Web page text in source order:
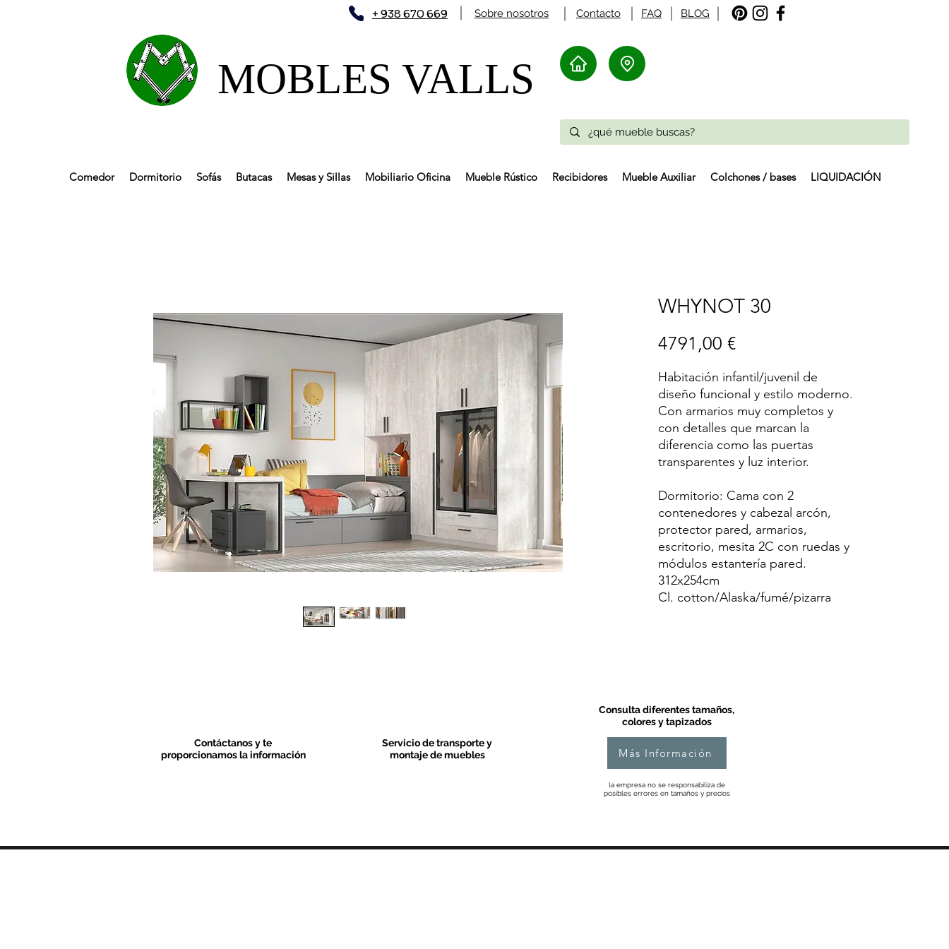
Sobre nosotros FAQ
+ 938 670 669 Contacto BLOG
MOBLES VALLS​
Comedor Dormitorio Sofás Butacas Mesas y Sillas Mobiliario Oficina Mueble Rústico Recibidores Mueble Auxiliar Colchones / bases LIQUIDACIÓN
WHYNOT 30
4791,00 €Precio
Habitación infantil/juvenil de
diseño funcional y estilo moderno.
Con armarios muy completos y
con detalles que marcan la
diferencia como las puertas
transparentes y luz interior.
Dormitorio: Cama con 2
contenedores y cabezal arcón,
protector pared, armarios,
escritorio, mesita 2C con ruedas y
módulos estantería pared.
312x254cm
Cl. cotton/Alaska/fumé/pizarra
Consulta diferentes tamaños,
colores y tapizados
Contáctanos y te
proporcionamos la información
Servicio de transporte y
montaje de muebles
Más Información
la empresa no se responsabiliza de
posibles errores en tamaños y precios